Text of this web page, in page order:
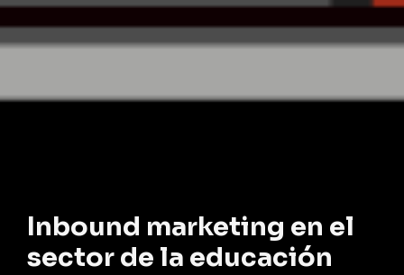
Inbound marketing en el
sector de la educación